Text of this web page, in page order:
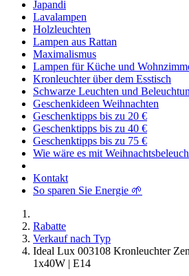
Japandi
Lavalampen
Holzleuchten
Lampen aus Rattan
Maximalismus
Lampen für Küche und
Kronleuchter über dem Esstisch
Schwarze Leuchten und
Geschenkideen Weihnachten
Geschenktipps bis zu 20 €
Geschenktipps bis zu 40 €
Geschenktipps bis zu 75 €
Wie wäre es mit
Kontakt
So sparen Sie Energie 🌱
Rabatte
Verkauf nach Typ
Ideal Lux 003108 Kronleuchter
1x40W | E14